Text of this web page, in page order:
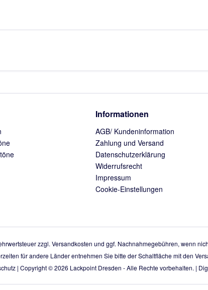
Informationen
AGB/ Kundeninformation
Zahlung und Versand
Datenschutzerklärung
Widerrufsrecht
Impressum
Cookie-Einstellungen
zzgl. Versandkosten und ggf. Nachnahmegebühren, wenn
für andere Länder entnehmen Sie bitte der Schaltfläche mit den
| Copyright © 2026 Lackpoint Dresden - Alle Rechte vorbehalten. |